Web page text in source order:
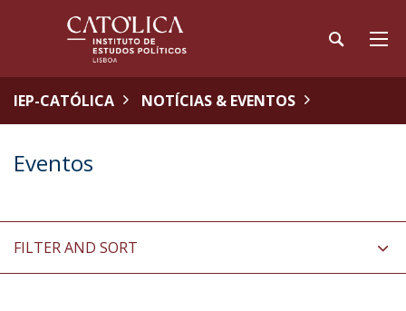
IEP-CATÓLICA NOTÍCIAS & EVENTOS
Eventos
FILTER AND SORT